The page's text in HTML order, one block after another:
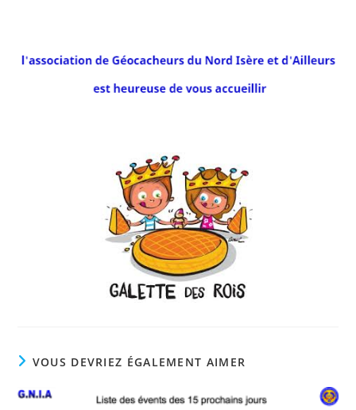
VOUS DEVRIEZ ÉGALEMENT AIMER